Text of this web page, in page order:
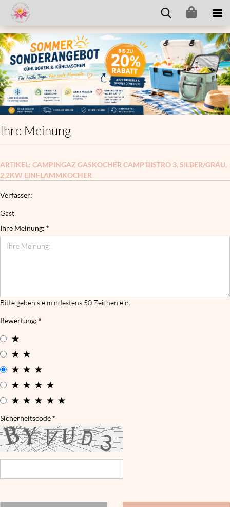
Ihre Meinung
ARTIKEL: CAMPINGAZ GASKOCHER CAMP'BISTRO 3, SILBER/GRAU,
2,2KW EINFLAMMKOCHER
Verfasser:
Gast
Ihre Meinung:
Bitte geben sie mindestens 50 Zeichen ein.
Bewertung:
Sicherheitscode